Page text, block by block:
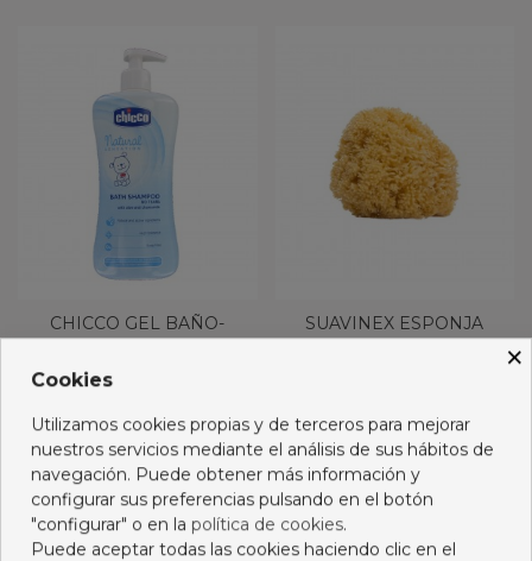
CHICCO GEL BAÑO-
NATURAL SENSATION
10,50 €
Añadir al carro
SUAVINEX ESPONJA
Añadir al carro
×
Cookies
Utilizamos cookies propias y de terceros para mejorar
nuestros servicios mediante el análisis de sus hábitos de
navegación. Puede obtener más información y
configurar sus preferencias pulsando en el botón
"configurar" o en la política de cookies.
Puede aceptar todas las cookies haciendo clic en el